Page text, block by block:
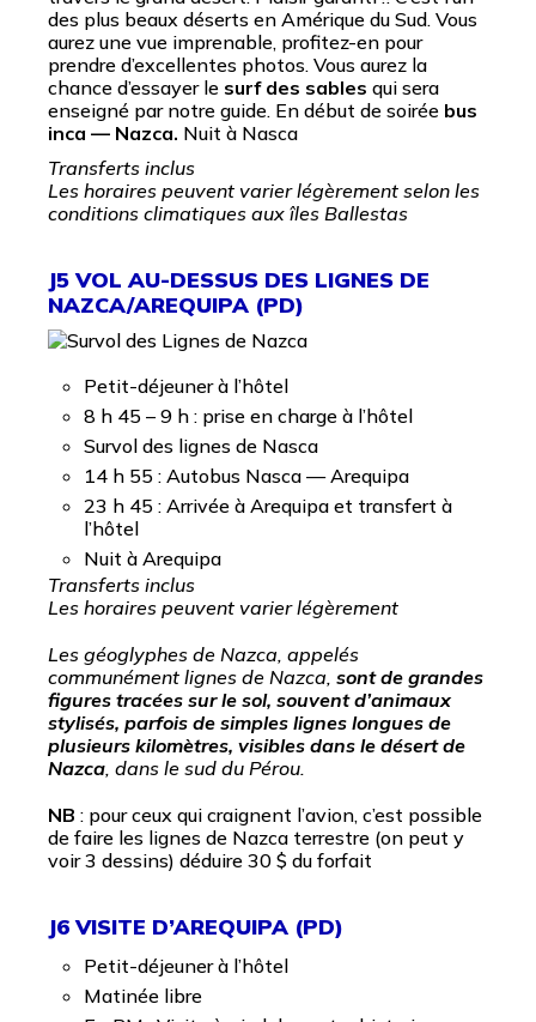
des plus beaux déserts en Amérique du Sud. Vous
aurez une vue imprenable, profitez-en pour
prendre d’excellentes photos. Vous aurez la
chance d’essayer le surf des sables qui sera
enseigné par notre guide. En début de soirée bus
inca — Nazca. Nuit à Nasca
Transferts inclus
Les horaires peuvent varier légèrement selon les
conditions climatiques aux îles Ballestas
J5 VOL AU-DESSUS DES LIGNES DE
NAZCA/AREQUIPA (PD)
Petit-déjeuner à l’hôtel
8 h 45 – 9 h : prise en charge à l’hôtel
Survol des lignes de Nasca
14 h 55 : Autobus Nasca — Arequipa
23 h 45 : Arrivée à Arequipa et transfert à
l’hôtel
Nuit à Arequipa
Transferts inclus
Les horaires peuvent varier légèrement
Les géoglyphes de Nazca, appelés
communément lignes de Nazca, sont de grandes
figures tracées sur le sol, souvent d’animaux
stylisés, parfois de simples lignes longues de
plusieurs kilomètres, visibles dans le désert de
Nazca, dans le sud du Pérou.
NB : pour ceux qui craignent l’avion, c’est possible
de faire les lignes de Nazca terrestre (on peut y
voir 3 dessins) déduire 30 $ du forfait
J6 VISITE D’AREQUIPA (PD)
Petit-déjeuner à l’hôtel
Matinée libre